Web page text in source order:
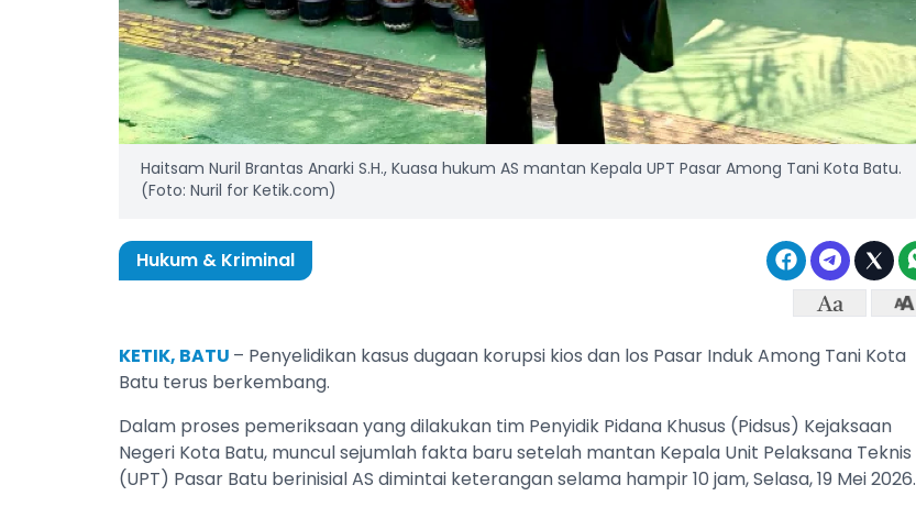
Haitsam Nuril Brantas Anarki S.H., Kuasa hukum AS mantan Kepala UPT Pasar Among Tani Kota Batu.
(Foto: Nuril for Ketik.com)
Hukum & Kriminal
KETIK, BATU – Penyelidikan kasus dugaan korupsi kios dan los Pasar Induk Among Tani Kota
Batu terus berkembang.
Dalam proses pemeriksaan yang dilakukan tim Penyidik Pidana Khusus (Pidsus) Kejaksaan
Negeri Kota Batu, muncul sejumlah fakta baru setelah mantan Kepala Unit Pelaksana Teknis
(UPT) Pasar Batu berinisial AS dimintai keterangan selama hampir 10 jam, Selasa, 19 Mei 2026.